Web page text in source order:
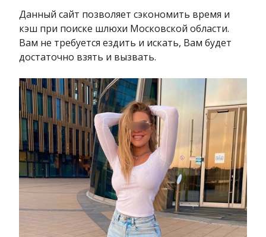
Данный сайт позволяет сэкономить время и
кэш при поиске шлюхи Московской области.
Вам не требуется ездить и искать, Вам будет
достаточно взять и вызвать.